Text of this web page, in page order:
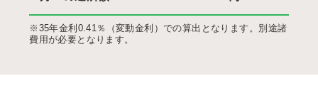
※35年金利0.41％（変動金利）での算出となります。別途諸
費用が必要となります。